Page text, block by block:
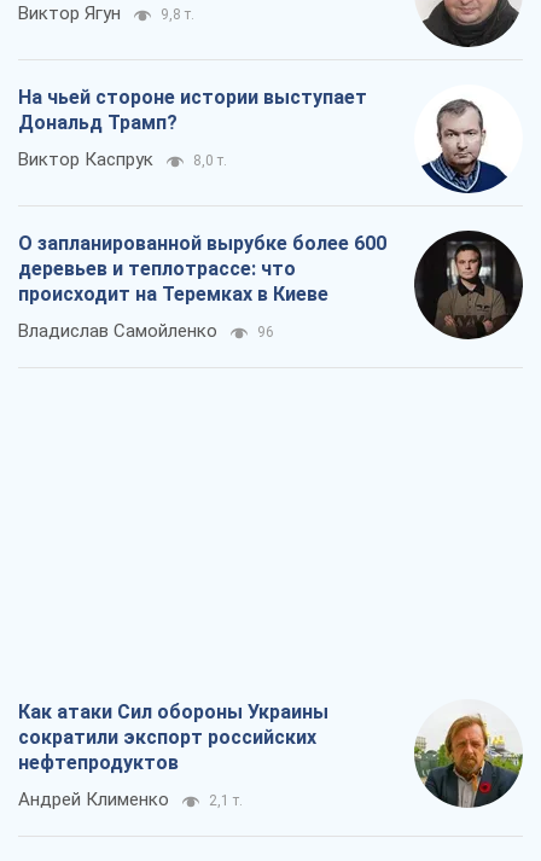
Виктор Ягун 9,8 т.
На чьей стороне истории выступает
Дональд Трамп?
Виктор Каспрук 8,0 т.
О запланированной вырубке более 600
деревьев и теплотрассе: что
происходит на Теремках в Киеве
Владислав Самойленко 96
Как атаки Сил обороны Украины
сократили экспорт российских
нефтепродуктов
Андрей Клименко 2,1 т.